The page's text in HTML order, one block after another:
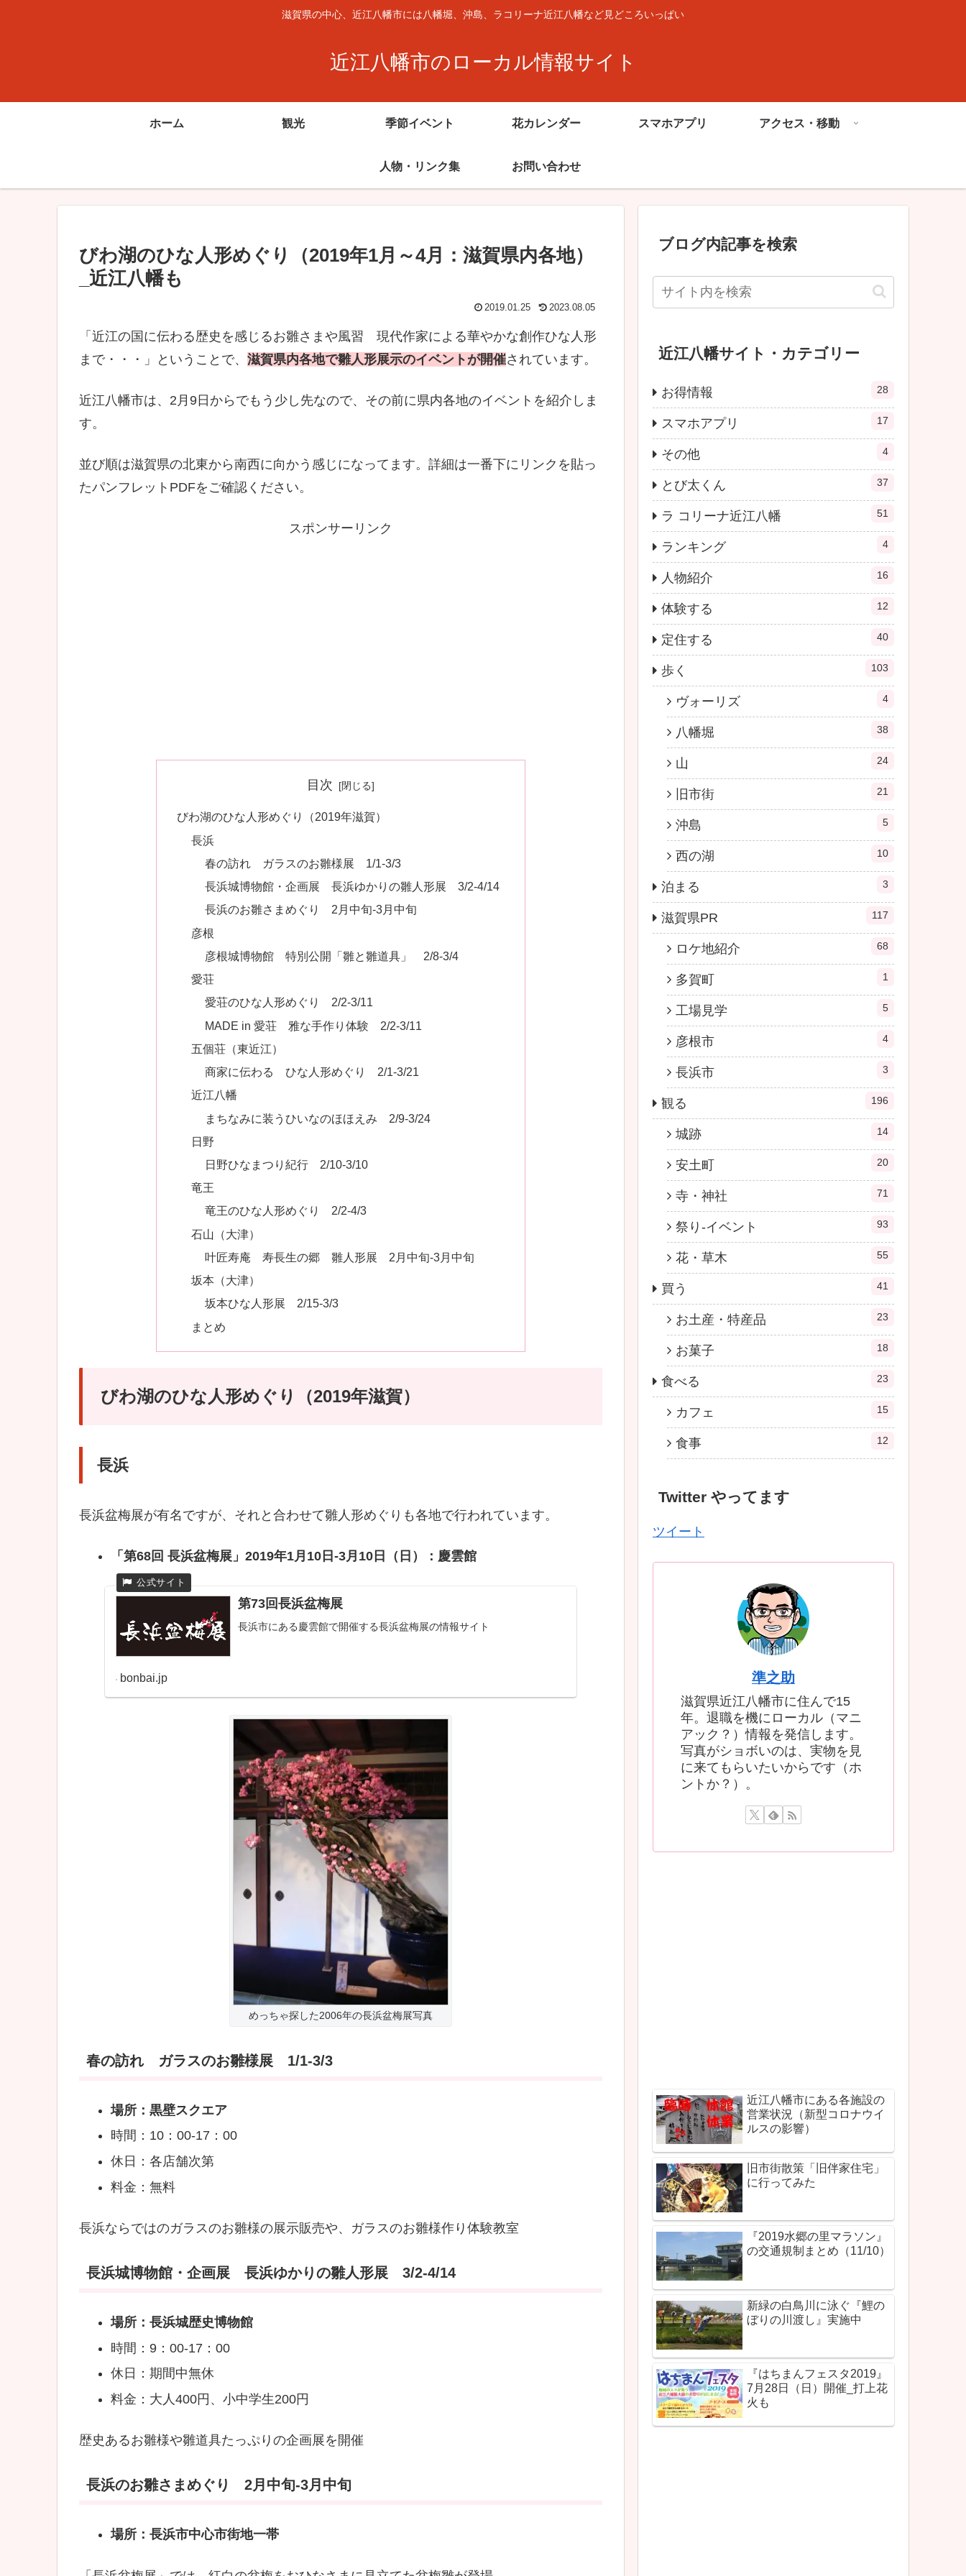
滋賀県の中心、近江八幡市には八幡堀、沖島、ラコリーナ近江八幡など見どころいっぱい
近江八幡市のローカル情報サイト
ホーム 観光 季節イベント 花カレンダー スマホアプリ アクセス・移動
人物・リンク集 お問い合わせ
びわ湖のひな人形めぐり（2019年1月～4月：滋賀県内各地）
_近江八幡も
2019.01.25 2023.08.05
「近江の国に伝わる歴史を感じるお雛さまや風習 現代作家による華やかな創作ひな人形
まで・・・」ということで、 滋賀県内各地で雛人形展示のイベントが開催されています。
近江八幡市は、2月9日からでもう少し先なので、その前に県内各地のイベントを紹介しま
す。
並び順は滋賀県の北東から南西に向かう感じになってます。詳細は一番下にリンクを貼っ
たパンフレットPDFをご確認ください。
スポンサーリンク
目次
びわ湖のひな人形めぐり（2019年滋賀）
長浜
春の訪れ ガラスのお雛様展 1/1-3/3
長浜城博物館・企画展 長浜ゆかりの雛人形展 3/2-4/14
長浜のお雛さまめぐり 2月中旬-3月中旬
彦根
彦根城博物館 特別公開「雛と雛道具」 2/8-3/4
愛荘
愛荘のひな人形めぐり 2/2-3/11
MADE in 愛荘 雅な手作り体験 2/2-3/11
五個荘（東近江）
商家に伝わる ひな人形めぐり 2/1-3/21
近江八幡
まちなみに装うひいなのほほえみ 2/9-3/24
日野
日野ひなまつり紀行 2/10-3/10
竜王
竜王のひな人形めぐり 2/2-4/3
石山（大津）
叶匠寿庵 寿長生の郷 雛人形展 2月中旬-3月中旬
坂本（大津）
坂本ひな人形展 2/15-3/3
まとめ
びわ湖のひな人形めぐり（2019年滋賀）
長浜
長浜盆梅展が有名ですが、それと合わせて雛人形めぐりも各地で行われています。
「第68回 長浜盆梅展」2019年1月10日-3月10日（日）：慶雲館
第73回長浜盆梅展
長浜市にある慶雲館で開催する長浜盆梅展の情報サイト
bonbai.jp
めっちゃ探した2006年の長浜盆梅展写真
春の訪れ ガラスのお雛様展 1/1-3/3
場所：黒壁スクエア
時間：10：00-17：00
休日：各店舗次第
料金：無料
長浜ならではのガラスのお雛様の展示販売や、ガラスのお雛様作り体験教室
長浜城博物館・企画展 長浜ゆかりの雛人形展 3/2-4/14
場所：長浜城歴史博物館
時間：9：00-17：00
休日：期間中無休
料金：大人400円、小中学生200円
歴史あるお雛様や雛道具たっぷりの企画展を開催
長浜のお雛さまめぐり 2月中旬-3月中旬
場所：長浜市中心市街地一帯
ブログ内記事を検索
近江八幡サイト・カテゴリー
お得情報 28
スマホアプリ 17
その他 4
とび太くん 37
ラ コリーナ近江八幡 51
ランキング 4
人物紹介 16
体験する 12
定住する 40
歩く 103
ヴォーリズ 4
八幡堀 38
山 24
旧市街 21
沖島 5
西の湖 10
泊まる 3
滋賀県PR 117
ロケ地紹介 68
多賀町 1
工場見学 5
彦根市 4
長浜市 3
観る 196
城跡 14
安土町 20
寺・神社 71
祭り-イベント 93
花・草木 55
買う 41
お土産・特産品 23
お菓子 18
食べる 23
カフェ 15
食事 12
Twitter やってます
ツイート
準之助
滋賀県近江八幡市に住んで15
年。退職を機にローカル（マニ
アック？）情報を発信します。
写真がショボいのは、実物を見
に来てもらいたいからです（ホ
ントか？）。
近江八幡市にある各施設の
営業状況（新型コロナウイ
ルスの影響）
旧市街散策「旧伴家住宅」
に行ってみた
『2019水郷の里マラソン』
の交通規制まとめ（11/10）
新緑の白鳥川に泳ぐ『鯉の
ぼりの川渡し』実施中
『はちまんフェスタ2019』
7月28日（日）開催_打上花
火も